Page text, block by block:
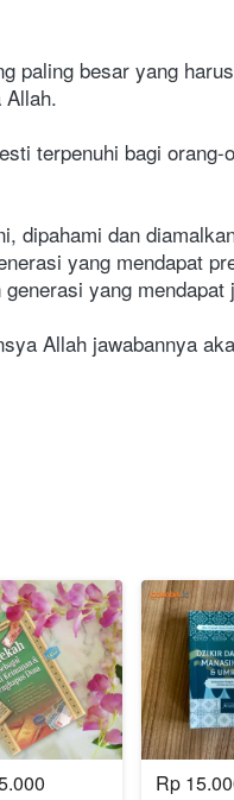
paling besar yang
Allah.
terpenuhi bagi orang-
dipahami dan
yang mendapat
yang mendapat
Allah jawabannya
Rp